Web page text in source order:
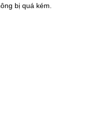
bị quá kém.